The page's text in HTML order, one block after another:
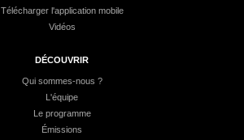
Télécharger l'application mobile
Vidéos
DÉCOUVRIR
Qui sommes-nous ?
L'équipe
Le programme
Émissions